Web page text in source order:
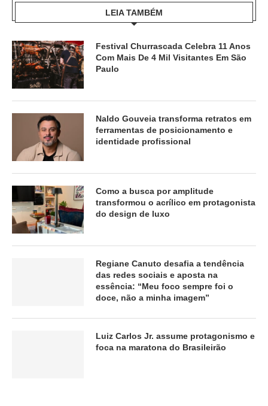
LEIA TAMBÉM
Festival Churrascada Celebra 11 Anos
Com Mais De 4 Mil Visitantes Em São
Paulo
Naldo Gouveia transforma retratos em
ferramentas de posicionamento e
identidade profissional
Como a busca por amplitude
transformou o acrílico em protagonista
do design de luxo
Regiane Canuto desafia a tendência
das redes sociais e aposta na
essência: “Meu foco sempre foi o
doce, não a minha imagem”
Luiz Carlos Jr. assume protagonismo e
foca na maratona do Brasileirão